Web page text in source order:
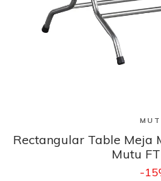
Lihat
Rectangular Table Meja
Mutu
-